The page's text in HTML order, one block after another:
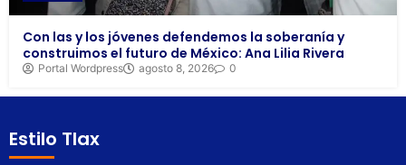
Con las y los jóvenes defendemos la soberanía y
construimos el futuro de México: Ana Lilia Rivera
Portal Wordpress agosto 8, 2026 0
Estilo Tlax